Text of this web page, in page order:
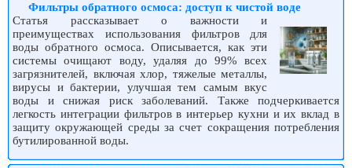
Фильтры обратного осмоса: доступ к чистой воде
Статья рассказывает о важности и
преимуществах использования фильтров для
воды обратного осмоса. Описывается, как эти
системы очищают воду, удаляя до 99% всех
загрязнителей, включая хлор, тяжелые металлы,
вирусы и бактерии, улучшая тем самым вкус
воды и снижая риск заболеваний. Также подчеркивается
легкость интеграции фильтров в интерьер кухни и их вклад в
защиту окружающей среды за счет сокращения потребления
бутилированной воды.